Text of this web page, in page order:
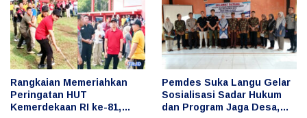
Rangkaian Memeriahkan
Peringatan HUT
Kemerdekaan RI ke-81,
Pemdes Suka Langu Gelar
Sosialisasi Sadar Hukum
dan Program Jaga Desa,